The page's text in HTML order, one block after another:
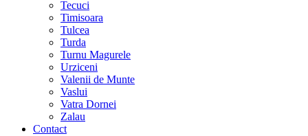
Tecuci
Timisoara
Tulcea
Turda
Turnu Magurele
Urziceni
Valenii de Munte
Vaslui
Vatra Dornei
Zalau
Contact